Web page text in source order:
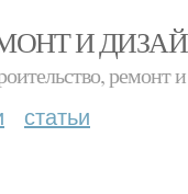
И
ремонт
статьи